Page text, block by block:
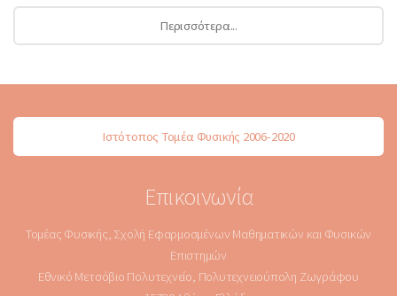
Περισσότερα...
Ιστότοπος Τομέα Φυσικής 2006-2020
Επικοινωνία
Τομέας Φυσικής, Σχολή Εφαρμοσμένων Μαθηματικών και Φυσικών
Επιστημών
Εθνικό Μετσόβιο Πολυτεχνείο, Πολυτεχνειούπολη Ζωγράφου